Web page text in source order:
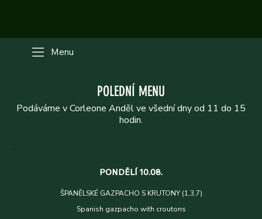
Menu
POLEDNÍ MENU
Podáváme v Corleone Anděl ve všední dny od 11 do 15
hodin.
PONDĚLÍ 10.08.
ŠPANĚLSKÉ GAZPACHO S KRUTONY (1,3,7)
Spanish gazpacho with croutons